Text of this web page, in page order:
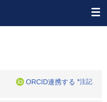
ORCID連携する *注記